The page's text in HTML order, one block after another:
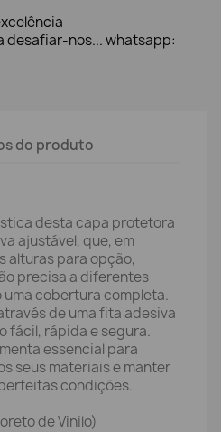
desafiar-nos... whatsapp:
do produto
desta capa protetora
ajustável, que, em
alturas para opção,
precisa a diferentes
cobertura completa.
de uma fita adesiva
fácil, rápida e segura.
essencial para
seus materiais e manter
condições.
de Vinilo)